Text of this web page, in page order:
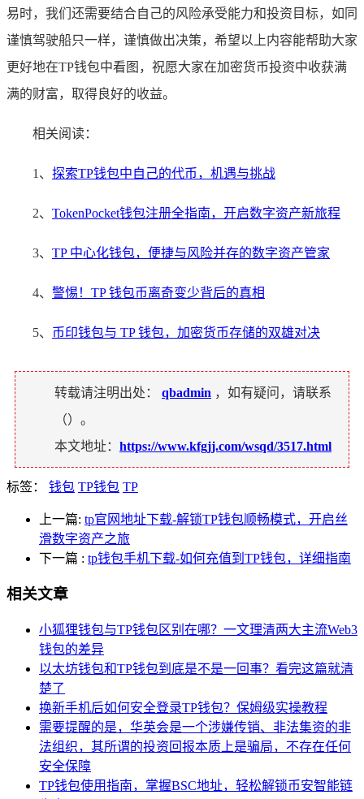
易时，我们还需要结合自己的风险承受能力和投资目标，如同
谨慎驾驶船只一样，谨慎做出决策，希望以上内容能帮助大家
更好地在TP钱包中看图，祝愿大家在加密货币投资中收获满
满的财富，取得良好的收益。
相关阅读：
1、 探索TP钱包中自己的代币，机遇与挑战
2、 TokenPocket钱包注册全指南，开启数字资产新旅程
3、 TP 中心化钱包，便捷与风险并存的数字资产管家
4、 警惕！TP 钱包币离奇变少背后的真相
5、 币印钱包与 TP 钱包，加密货币存储的双雄对决
转载请注明出处： qbadmin ，如有疑问，请联系
（）。
本文地址： https://www.kfgjj.com/wsqd/3517.html
标签： 钱包 TP钱包 TP
上一篇: tp官网地址下载-解锁TP钱包顺畅模式，开启丝
滑数字资产之旅
下一篇 : tp钱包手机下载-如何充值到TP钱包，详细指南
相关文章
小狐狸钱包与TP钱包区别在哪？一文理清两大主流Web3
钱包的差异
以太坊钱包和TP钱包到底是不是一回事？看完这篇就清
楚了
换新手机后如何安全登录TP钱包？保姆级实操教程
需要提醒的是，华英会是一个涉嫌传销、非法集资的非
法组织，其所谓的投资回报本质上是骗局，不存在任何
安全保障
TP钱包使用指南，掌握BSC地址，轻松解锁币安智能链